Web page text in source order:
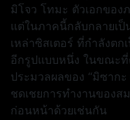
มิโจว โทมะ ตัวเอกของ
แต่ในภาคนี้กลับกลายเ
เหล่าซิสเตอร์ ที่กำลังตก
อีกรูปแบบหนึ่ง ในขณะที่
ประมวลผลของ “มิซากะ
ชดเชยการทำงานของส
ก่อนหน้าด้วยเช่นกัน